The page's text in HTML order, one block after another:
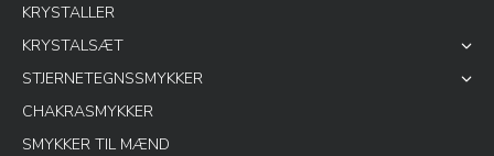
KRYSTALLER
KRYSTALSÆT
STJERNETEGNSSMYKKER
CHAKRASMYKKER
SMYKKER TIL MÆND